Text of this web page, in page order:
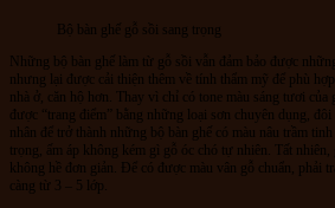
Bộ bàn ghế gỗ sồi sang trọng
Những bộ bàn ghế làm từ gỗ sồi vẫn đảm bảo được
nhưng lại được cải thiện thêm về tính thẩm mỹ để phù
nhà ở, căn hộ hơn. Thay vì chỉ có tone màu sáng tươi của
được “trang điểm” bằng những loại sơn chuyên dụng,
nhân để trở thành những bộ bàn ghế có màu nâu trầm
trọng, ấm áp không kém gì gỗ óc chó tự nhiên. Tất
không hề đơn giản. Để có được màu vân gỗ chuẩn, phải
càng từ 3 – 5 lớp.